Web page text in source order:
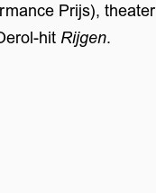
Prijs), theater
hit Rijgen.